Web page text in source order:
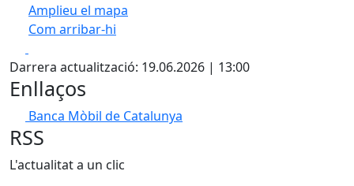
Amplieu el mapa
Com arribar-hi
+
−
Darrera actualització: 19.06.2026 | 13:00
Enllaços
Banca Mòbil de Catalunya
RSS
L'actualitat a un clic